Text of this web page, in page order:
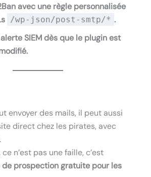
avec une règle personnalisée
/wp-json/post-smtp/* .
SIEM dès que le plugin est
envoyer des mails, il peut aussi
direct chez les pirates, avec
ce n’est pas une faille, c’est
prospection gratuite pour les